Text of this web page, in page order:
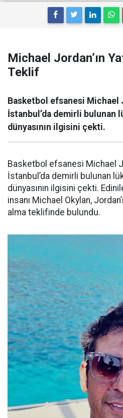
Michael Jordan’ın
Teklif
Basketbol efsanesi Michael
İstanbul’da demirli bulunan
dünyasının ilgisini çekti.
Basketbol efsanesi Michael
İstanbul’da demirli bulunan
dünyasının ilgisini çekti.
insanı Michael Okylan,
alma teklifinde bulundu.